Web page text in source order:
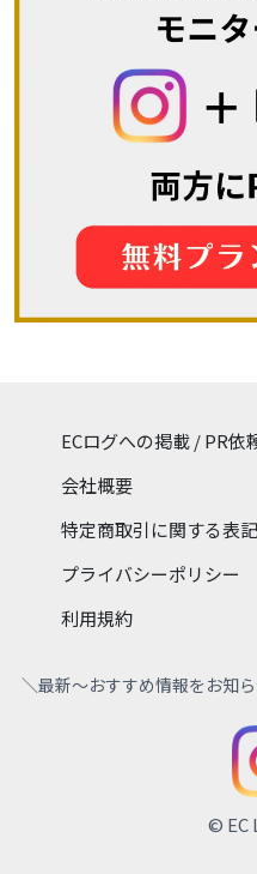
ECログへの掲載 / PR依
会社概要
特定商取引に関する表記
プライバシーポリシー
利用規約
＼最新〜おすすめ情報をお知
© EC